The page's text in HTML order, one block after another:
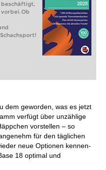
beschäftigt,
Ob
dem geworden, was es jetzt
verfügt über unzählige
vorstellen – so
für den täglichen
neue Optionen kennen-
18 optimal und